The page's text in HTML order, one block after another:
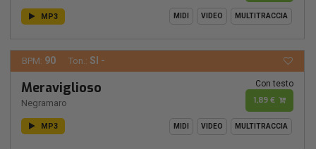
MP3 MIDI VIDEO MULTITRACCIA
BPM: 90 Ton.: SI -
Meraviglioso
Negramaro
Con testo
1,89 €
MP3 MIDI VIDEO MULTITRACCIA